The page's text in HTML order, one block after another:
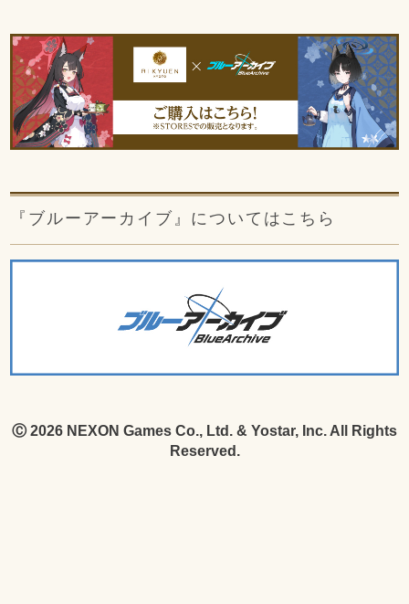
『ブルーアーカイブ』についてはこちら
Ⓒ 2026 NEXON Games Co., Ltd. & Yostar, Inc. All Rights
Reserved.